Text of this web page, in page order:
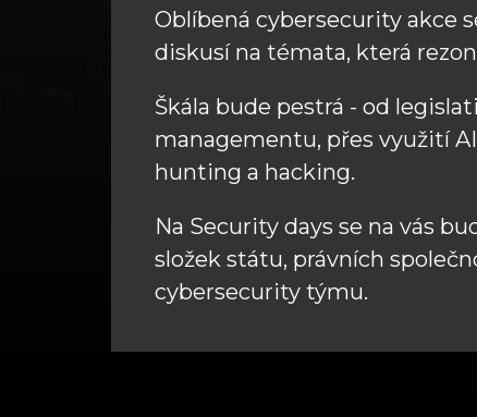
Oblíbená cybersecurity akce
diskusí na témata, která
Škála bude pestrá - od
managementu, přes využití
hunting a hacking.
Na Security days se na vás
složek státu, právních
cybersecurity týmu.